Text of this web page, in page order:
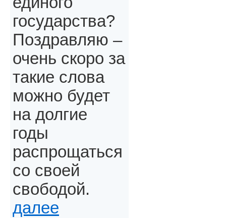
государства?
Поздравляю –
очень скоро за
такие слова
можно будет
на долгие
годы
распрощаться
со своей
свободой.
далее